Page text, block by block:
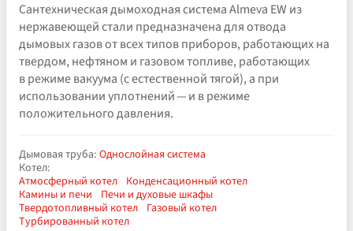
Сантехническая дымоходная система Almeva EW из
нержавеющей стали предназначена для отвода
дымовых газов от всех типов приборов, работающих на
твердом, нефтяном и газовом топливе, работающих
в режиме вакуума (с естественной тягой), а при
использовании уплотнений — и в режиме
положительного давления.
Дымовая труба: Однослойная система
Котел:
Атмосферный котел Конденсационный котел
Камины и печи
Печи и духовые шкафы
Твердотопливный котел Газовый котел
Турбированный котел